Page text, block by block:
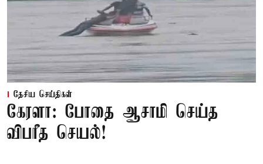
தேசிய செய்திகள்
கேரளா: போதை ஆசாமி செய்த
விபரீத செயல்!